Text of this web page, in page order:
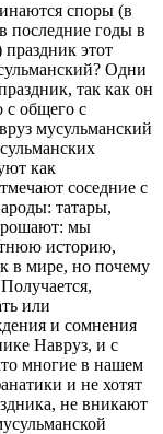
споры (в
последние годы в
этот
Одни
так как он
с общего с
мусульманский
как
соседние с
татары,
мы
историю,
в мире, но почему
или
и сомнения
Навруз, и с
многие в нашем
и не хотят
не вникают